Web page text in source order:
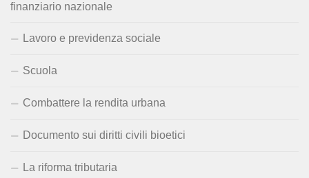
finanziario nazionale
Lavoro e previdenza sociale
Scuola
Combattere la rendita urbana
Documento sui diritti civili bioetici
La riforma tributaria